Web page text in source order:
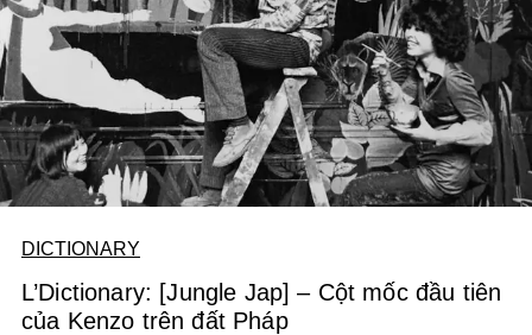
DICTIONARY
L’Dictionary: [Jungle Jap] – Cột mốc đầu tiên
của Kenzo trên đất Pháp